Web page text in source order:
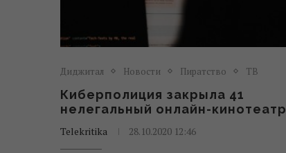
Диджитал Новости Пиратство ТВ
Киберполиция закрыла 41
нелегальный онлайн-кинотеатр
Telekritika 28.10.2020 12:46